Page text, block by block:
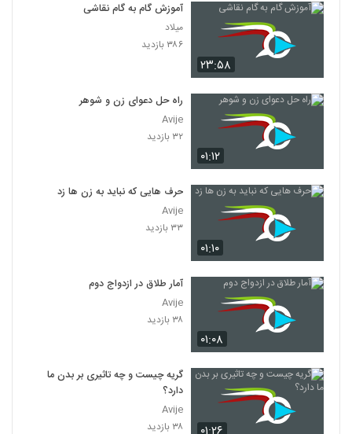
۲۳:۵۸
آموزش گام به گام نقاشی
میلاد
۳۸۶ بازدید
۰۱:۱۲
راه حل دعوای زن و شوهر
Avije
۳۲ بازدید
۰۱:۱۰
حرف هایی که نباید به زن ها زد
Avije
۳۳ بازدید
۰۱:۰۸
آمار طلاق در ازدواج دوم
Avije
۳۸ بازدید
گریه چیست و چه تاثیری بر بدن ما
دارد؟
Avije
۳۸ بازدید